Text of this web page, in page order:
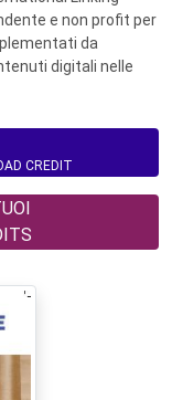
e non profit per
da
digitali nelle
CREDIT